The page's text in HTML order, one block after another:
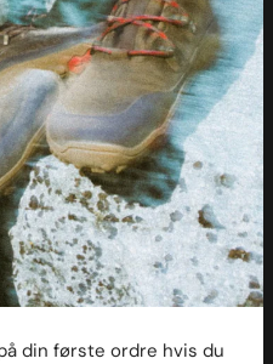
din første ordre hvis du
dig med at finde de rette
til barfodssko. Men vi
af de produkter vi sælger.
at prøve.